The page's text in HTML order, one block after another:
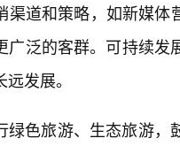
渠道和策略，如新媒
广泛的客群。可持续
发展。
绿色旅游、生态旅游，